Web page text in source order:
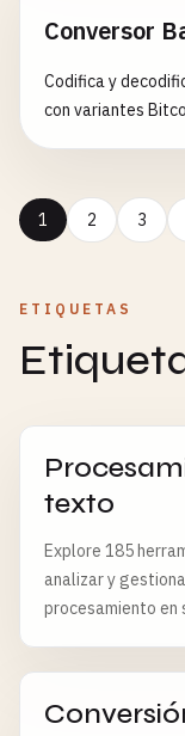
Conversor
Codifica y
con variantes
1 2 3
ETIQUETAS
texto
Explore 185
analizar y
procesamiento en